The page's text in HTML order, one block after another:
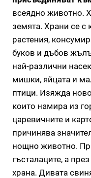
всеядно животно.
земята. Храни се с
растения,
буков и дъбов
най-различни
мишки, яйцата и
птици. Изяжда
които намира из
царевичните и
причинява
нощно животно.
гъсталаците, а
храна. Дивата